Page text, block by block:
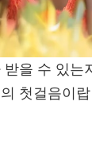
을 수 있는
첫걸음이